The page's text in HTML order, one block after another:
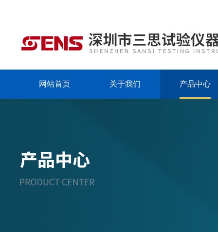
网站首页 关于我们 产品中心